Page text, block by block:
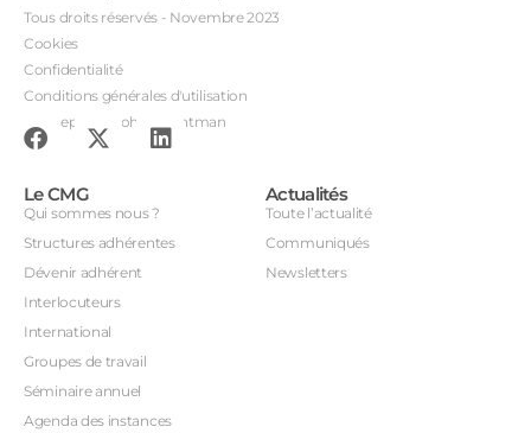
Tous droits réservés - Novembre 2023
Cookies
Confidentialité
Conditions générales d'utilisation
Conception : John Brightman
Le CMG
Qui sommes nous ?
Structures adhérentes
Dévenir adhérent
Interlocuteurs
International
Groupes de travail
Séminaire annuel
Agenda des instances
Actualités
Toute l’actualité
Communiqués
Newsletters